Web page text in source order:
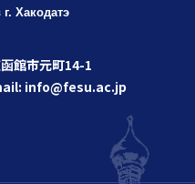
г. Хакодатэ
館市元町14-1
info@fesu.ac.jp